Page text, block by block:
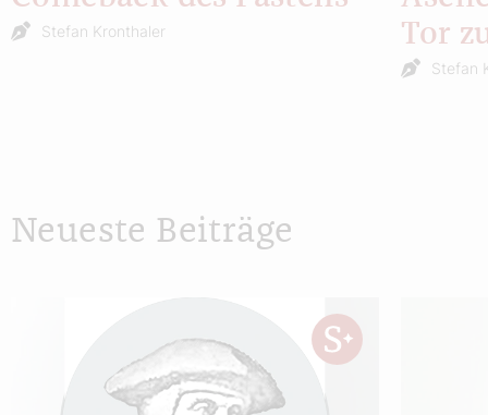
Stefan Kronthaler
Tor
Stefan
Neueste Beiträge